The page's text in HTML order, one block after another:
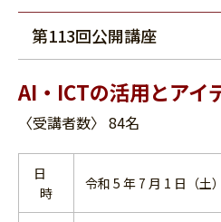
第113回公開講座
AI・ICTの活用とアイ
〈受講者数〉 84名
日
時
令和 5 年 7 月 1 日（